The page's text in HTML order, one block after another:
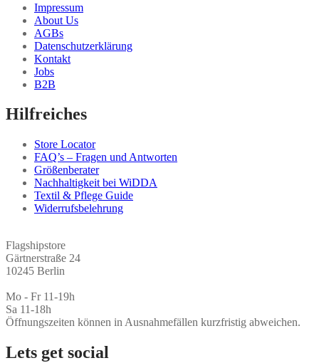
Impressum
About Us
AGBs
Datenschutzerklärung
Kontakt
Jobs
B2B
Hilfreiches
Store Locator
FAQ’s – Fragen und Antworten
Größenberater
Nachhaltigkeit bei WiDDA
Textil & Pflege Guide
Widerrufsbelehrung
Flagshipstore
Gärtnerstraße 24
10245 Berlin
Mo - Fr 11-19h
Sa 11-18h
Öffnungszeiten können in Ausnahmefällen kurzfristig abweichen.
Lets get social